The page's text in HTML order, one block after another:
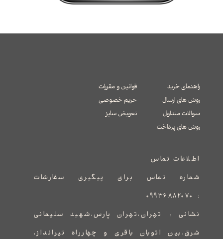
راهنمای خرید
روش های ارسال
سوالات متداول
​​​​​​​روش های پرداخت
قوانین و مقررات
حریم خصوصی
تعویض سایز
اطلاعات تماس
شماره تماس برای پیگیری سفارشات
: ۰۹۹۳۶۸۸۲۰۷۰
نشانی : ​​​​​​​​​​​​​​تهران،تهران پارس،شهید سلیمانی
شرق،بین اتوبان باقری و چهارراه تیرانداز،